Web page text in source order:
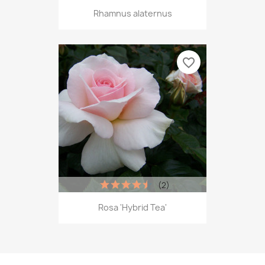
Rhamnus alaternus
Rosa 'Hybrid Tea'
(2)
favorite_border